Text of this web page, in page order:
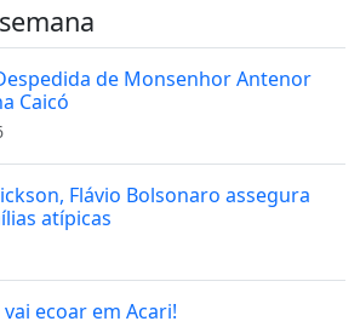
de Monsenhor Antenor
Caicó
Flávio Bolsonaro assegura
atípicas
ecoar em Acari!